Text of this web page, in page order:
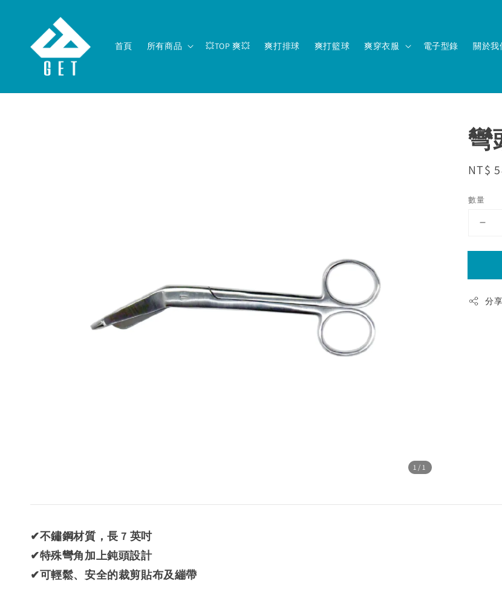
首頁 所有商品 💥TOP 爽💥 爽打排球 爽打籃球 爽穿衣服 電子型錄 關於我
1 /1
彎
NT$
數量
分享
✔不鏽鋼材質，長 7 英吋
✔特殊彎角加上鈍頭設計
✔可輕鬆、安全的裁剪貼布及繃帶